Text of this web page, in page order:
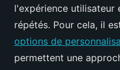
l'expérience utilisateur
répétés. Pour cela, il
options de
permettent une